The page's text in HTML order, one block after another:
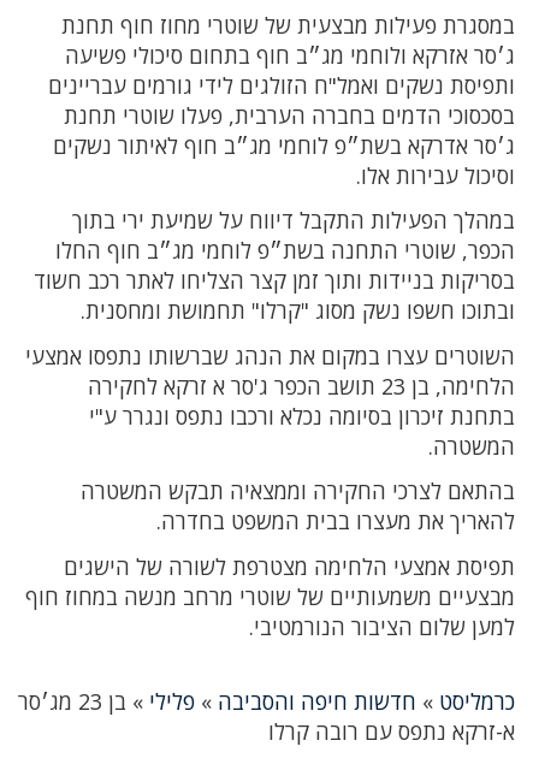
במסגרת פעילות מבצעית של שוטרי מחוז חוף תחנת
ג׳סר אזרקא ולוחמי מג״ב חוף בתחום סיכולי פשיעה
ותפיסת נשקים ואמל"ח הזולגים לידי גורמים עבריינים
בסכסוכי הדמים בחברה הערבית, פעלו שוטרי תחנת
ג׳סר אדרקא בשת״פ לוחמי מג״ב חוף לאיתור נשקים
וסיכול עבירות אלו.
במהלך הפעילות התקבל דיווח על שמיעת ירי בתוך
הכפר, שוטרי התחנה בשת״פ לוחמי מג״ב חוף החלו
בסריקות בניידות ותוך זמן קצר הצליחו לאתר רכב חשוד
ובתוכו חשפו נשק מסוג "קרלו" תחמושת ומחסנית.
השוטרים עצרו במקום את הנהג שברשותו נתפסו אמצעי
הלחימה, בן 23 תושב הכפר ג'סר א זרקא לחקירה
בתחנת זיכרון בסיומה נכלא ורכבו נתפס ונגרר ע"י
המשטרה.
בהתאם לצרכי החקירה וממצאיה תבקש המשטרה
להאריך את מעצרו בבית המשפט בחדרה.
תפיסת אמצעי הלחימה מצטרפת לשורה של הישגים
מבצעיים משמעותיים של שוטרי מרחב מנשה במחוז חוף
למען שלום הציבור הנורמטיבי.
כרמליסט » חדשות חיפה והסביבה » פלילי »
בן 23 מג׳סר
א-זרקא נתפס עם רובה קרלו